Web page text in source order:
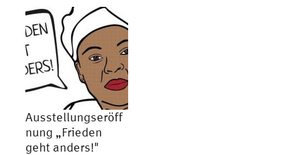
Ausstellungseröff
nung „Frieden
geht anders!"